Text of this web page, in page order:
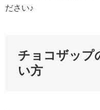
ださい♪
チョコザップ
い方